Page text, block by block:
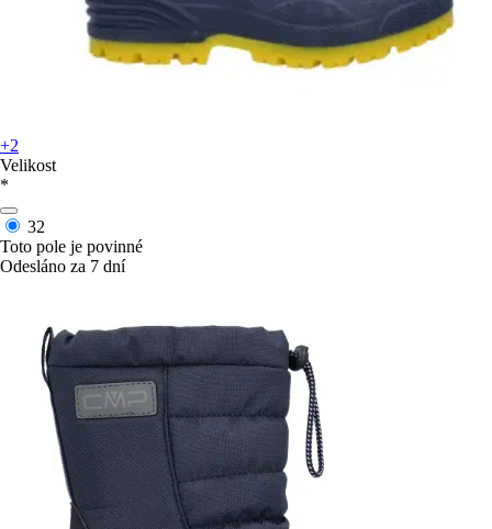
+2
Velikost
*
32
Toto pole je povinné
Odesláno za 7 dní